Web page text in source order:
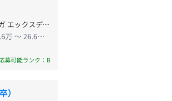
株式会社セガ エックスディー
〜 26.6万円
募可能ランク：B
）